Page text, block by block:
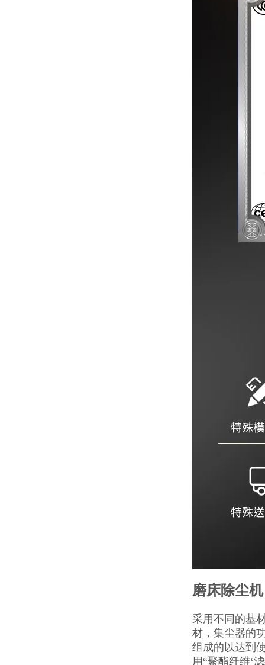
磨床除尘机
采用不同的基
材，集尘器的
组成的以达到
用“聚酯纤维‘